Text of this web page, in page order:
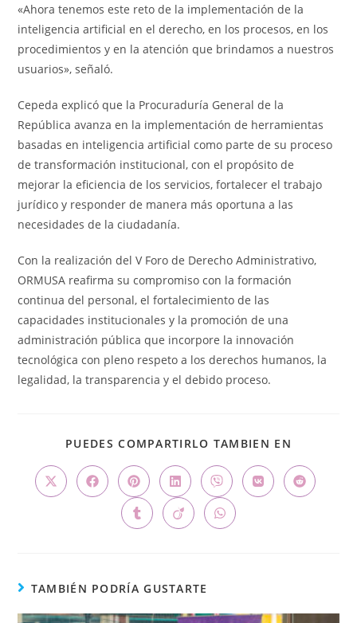
«Ahora tenemos este reto de la implementación de la
inteligencia artificial en el derecho, en los procesos, en los
procedimientos y en la atención que brindamos a nuestros
usuarios», señaló.
Cepeda explicó que la Procuraduría General de la
República avanza en la implementación de herramientas
basadas en inteligencia artificial como parte de su proceso
de transformación institucional, con el propósito de
mejorar la eficiencia de los servicios, fortalecer el trabajo
jurídico y responder de manera más oportuna a las
necesidades de la ciudadanía.
Con la realización del V Foro de Derecho Administrativo,
ORMUSA reafirma su compromiso con la formación
continua del personal, el fortalecimiento de las
capacidades institucionales y la promoción de una
administración pública que incorpore la innovación
tecnológica con pleno respeto a los derechos humanos, la
legalidad, la transparencia y el debido proceso.
PUEDES COMPARTIRLO TAMBIEN EN
TAMBIÉN PODRÍA GUSTARTE